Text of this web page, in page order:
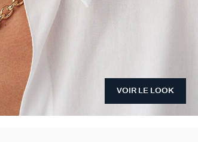
VOIR LE LOOK